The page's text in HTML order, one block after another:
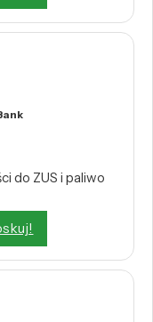
do ZUS i paliwo